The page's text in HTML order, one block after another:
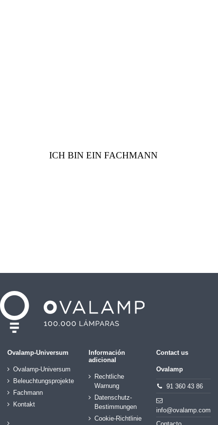
ICH BIN EIN FACHMANN
Ovalamp-Universum
Ovalamp-Universum
Beleuchtungsprojekte
Fachmann
Kontakt
Información
adicional
Rechtliche
Warnung
Datenschutz-
Bestimmungen
Cookie-Richtlinie
Contact us
Ovalamp
91 360 43 86
info@ovalamp.com